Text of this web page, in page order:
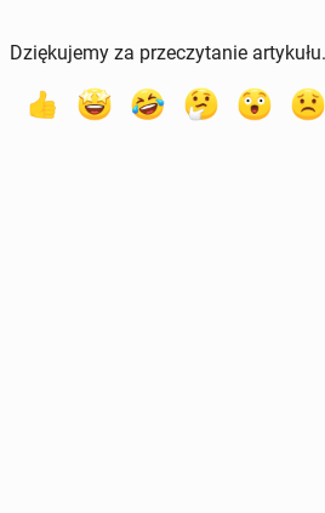
Dziękujemy za przeczytanie